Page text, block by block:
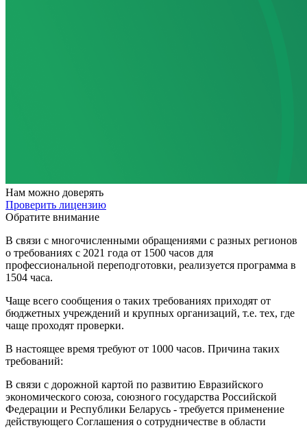
Нам можно доверять
Проверить лицензию
Обратите внимание
В связи с многочисленными обращениями с разных регионов
о требованиях с 2021 года от 1500 часов для
профессиональной переподготовки, реализуется программа в
1504 часа.
Чаще всего сообщения о таких требованиях приходят от
бюджетных учреждений и крупных организаций, т.е. тех, где
чаще проходят проверки.
В настоящее время требуют от 1000 часов. Причина таких
требований:
В связи с дорожной картой по развитию Евразийского
экономического союза, союзного государства Российской
Федерации и Республики Беларусь - требуется применение
действующего Соглашения о сотрудничестве в области